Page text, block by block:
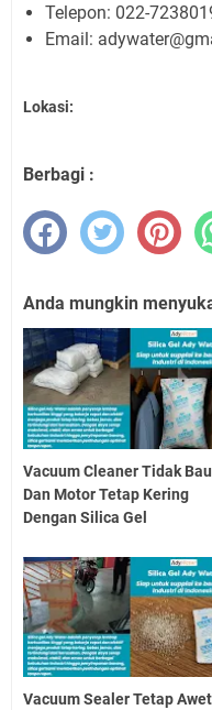
Telepon: 022-
Email:
Lokasi:
Berbagi :
Anda mungkin
Vacuum Cleaner Tidak Bau
Dan Motor Tetap Kering
Dengan Silica Gel
Vacuum Sealer Tetap Awet